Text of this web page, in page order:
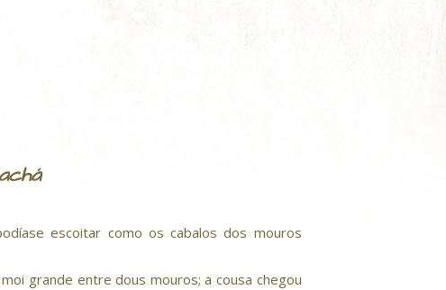
escoitar como os cabalos dos mouros
grande entre dous mouros; a cousa chegou